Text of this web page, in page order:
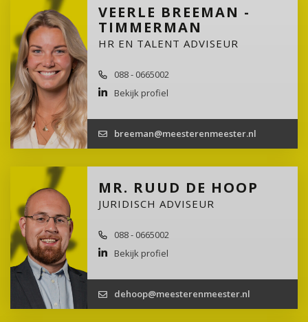
VEERLE BREEMAN -
TIMMERMAN
HR EN TALENT ADVISEUR
088 - 0665002
Bekijk profiel
breeman@meesterenmeester.nl
MR. RUUD DE HOOP
JURIDISCH ADVISEUR
088 - 0665002
Bekijk profiel
dehoop@meesterenmeester.nl